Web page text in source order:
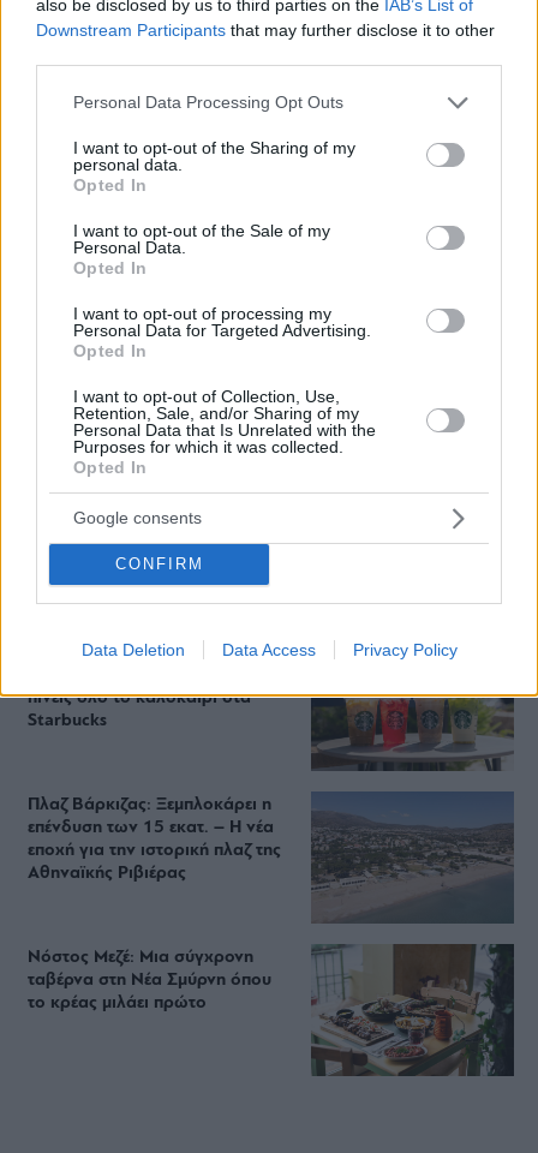
also be disclosed by us to third parties on the IAB’s List of
Downstream Participants that may further disclose it to other
Please note that this website/app uses one or more Google
not limited to your visit or usage behaviour. You may click to
grant or deny consent to Google and its third-party tags to
use your data for below specified purposes in below Google
consent section.
Personal Data Processing Opt Outs
I want to opt-out of the Sharing of my
personal data.
Opted In
I want to opt-out of the Sale of my
Personal Data.
Opted In
I want to opt-out of processing my
Personal Data for Targeted Advertising.
Opted In
I want to opt-out of Collection, Use,
Retention, Sale, and/or Sharing of my
Personal Data that Is Unrelated with the
Purposes for which it was collected.
Opted In
Google consents
CONFIRM
Data Deletion Data Access Privacy Policy
ΔΙΑΒΑΣΤΕ ΑΚΟΜΑ
Staks: Πώς μια cool καντίνα προσγειώθηκε (και
ρίζωσε) σε ένα αθέατο οικόπεδο στην Ανάβυσσο
στο κύμα: Γιατί στο Bolivar πας
(και) για το φαγητό του
Περιπέτεια, χαλάρωση ή δροσιά;
πίνεις όλο το καλοκαίρι στα
Starbucks
Πλαζ Βάρκιζας: Ξεμπλοκάρει η
επένδυση των 15 εκατ. – Η νέα
εποχή για την ιστορική πλαζ της
Αθηναϊκής Ριβιέρας
Νόστος Μεζέ: Μια σύγχρονη
ταβέρνα στη Νέα Σμύρνη όπου
το κρέας μιλάει πρώτο